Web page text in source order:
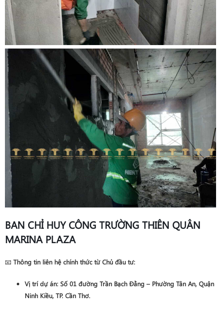
BAN CHỈ HUY CÔNG TRƯỜNG THIÊN QUÂN
MARINA PLAZA
📧 Thông tin liên hệ chính thức từ Chủ đầu tư:
Vị trí dự án: Số 01 đường Trần Bạch Đằng – Phường Tân An, Quận
Ninh Kiều, TP. Cần Thơ.